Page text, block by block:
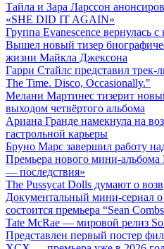
Тайла и Зара Ларссон
«SHE DID IT AGAIN»
Группа Evanescence вернулась
Вышел новый тизер
жизни Майкла Джексона
Гарри Стайлс представил трек-
The Time. Disco, Occasionally."
Мелани Мартинес тизерит
выходом четвёртого альбома
Ариана Гранде намекнула на
гастрольной карьеры
Бруно Марс завершил работу
Премьера нового мини-
— последствия»
The Pussycat Dolls думают о
Документальный мини-сериал
состоится премьера “Sean
Tate McRae — мировой релиз
Представлен первый постер